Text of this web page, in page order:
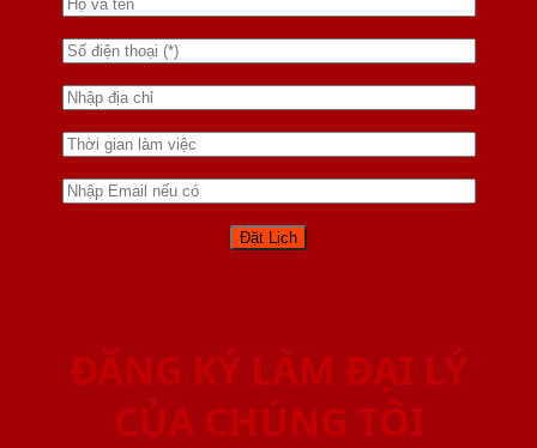
ĐĂNG KÝ LÀM ĐẠI LÝ
CỦA CHÚNG TÔI